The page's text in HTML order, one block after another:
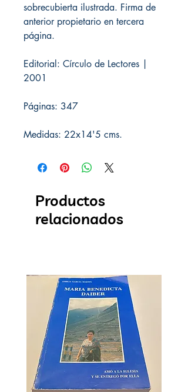
sobrecubierta ilustrada. Firma de
anterior propietario en tercera
página.
Editorial: Círculo de Lectores |
2001
Páginas: 347
Medidas: 22x14'5 cms.
Productos
relacionados